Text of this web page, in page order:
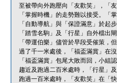
至被帶向外跑壓向「友歡笑」，「
「掌握時機」的走勢難以接受。「
「自動導航」與「保證滿意」於起
「踏雪名駒」及「行星」自外檔出
「帶運伯樂」儘管於早段受催策，但
過了千一米處後，「福盃滿賞」在
「福盃滿賞」包尾大敗而回，小組
趨近及跑過二百米處時，「行星」
跑過一百米處時，「友歡笑」在「